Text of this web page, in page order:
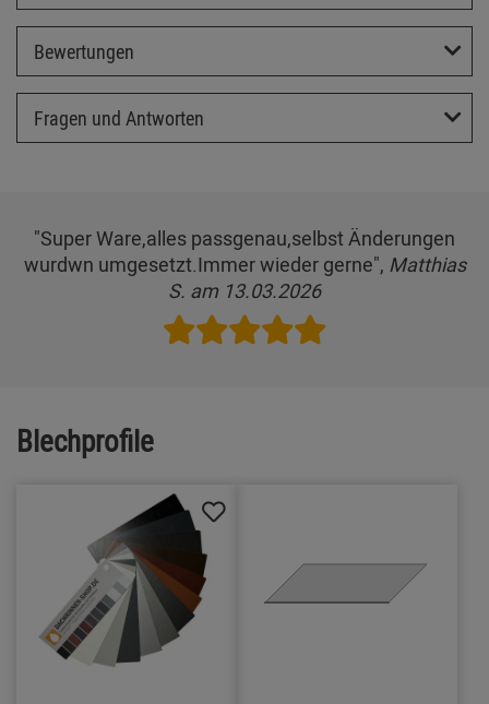
Bewertungen
Fragen und Antworten
"Super Ware,alles passgenau,selbst Änderungen
wurdwn umgesetzt.Immer wieder gerne", Matthias
S. am 13.03.2026
Blechprofile